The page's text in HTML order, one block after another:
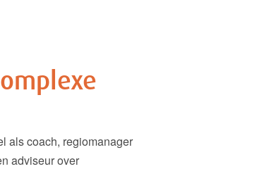
als coach, regiomanager
adviseur over